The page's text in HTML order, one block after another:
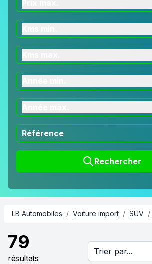
Rechercher
LB Automobiles / Voiture import / SUV /
79
résultats
Trier par...